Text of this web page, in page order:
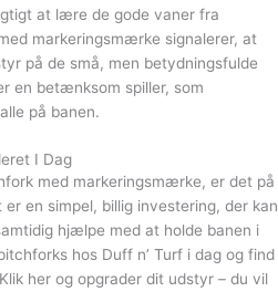
at lære de gode vaner fra
markeringsmærke signalerer, at
på de små, men betydningsfulde
en betænksom spiller, som
på banen.
I Dag
med markeringsmærke, er det på
en simpel, billig investering, der kan
hjælpe med at holde banen i
hos Duff n’ Turf i dag og find
her og opgrader dit udstyr – du vil